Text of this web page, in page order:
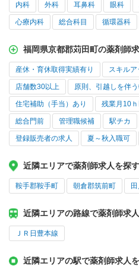
内科 外科 耳鼻科 眼科
心療内科 総合科目 循環器科
福岡県京都郡苅田町の薬剤師
産休・育休取得実績有り スキルア
店舗数30以上 原則、引越しを伴
住宅補助（手当）あり 残業月10
総合門前 管理職候補 駅チカ
登録販売者の求人 夏～秋入職可
近隣エリアで薬剤師求人を探す
鞍手郡鞍手町 朝倉郡筑前町
近隣エリアの路線で薬剤師求
ＪＲ日豊本線
近隣エリアの駅で薬剤師求人